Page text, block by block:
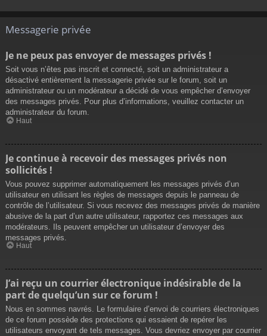
Messagerie privée
Je ne peux pas envoyer de messages privés !
Soit vous n’êtes pas inscrit et connecté, soit un administrateur a
désactivé entièrement la messagerie privée sur le forum, soit un
administrateur ou un modérateur a décidé de vous empêcher d’envoyer
des messages privés. Pour plus d’informations, veuillez contacter un
administrateur du forum.
Haut
Je continue à recevoir des messages privés non
sollicités !
Vous pouvez supprimer automatiquement les messages privés d’un
utilisateur en utilisant les règles de messages depuis le panneau de
contrôle de l’utilisateur. Si vous recevez des messages privés de manière
abusive de la part d’un autre utilisateur, rapportez ces messages aux
modérateurs. Ils peuvent empêcher un utilisateur d’envoyer des
messages privés.
Haut
J’ai reçu un courrier électronique indésirable de la
part de quelqu’un sur ce forum !
Nous en sommes navrés. Le formulaire d’envoi de courriers électroniques
de ce forum possède des protections qui essaient de repérer les
utilisateurs envoyant de tels messages. Vous devriez envoyer par courrier